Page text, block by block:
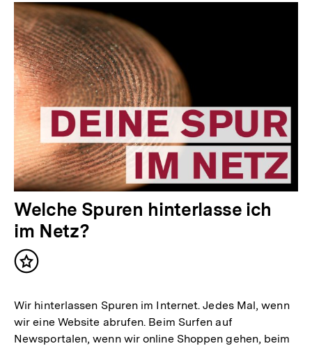
Welche Spuren hinterlasse ich
im Netz?
Inhalt
Wir hinterlassen Spuren im Internet. Jedes Mal, wenn
wir eine Website abrufen. Beim Surfen auf
Newsportalen, wenn wir online Shoppen gehen, beim